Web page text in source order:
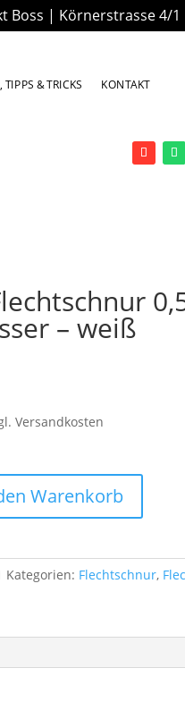
Boss | Körnerstrasse 4/
& TRICKS KONTAKT
– weiß
Versandkosten
Warenkorb
Kategorien: Flechtschnur,